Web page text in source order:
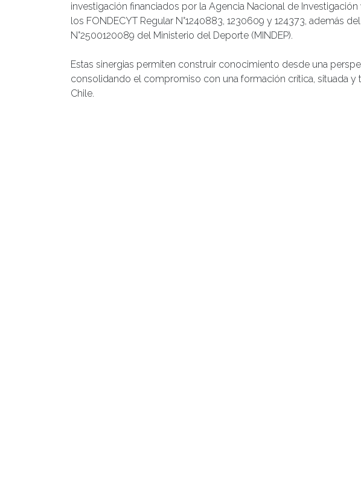
investigación financiados por la Agencia Nacional de
los FONDECYT Regular N°1240883, 1230609 y 124373, además
N°2500120089 del Ministerio del Deporte (MINDEP).
Estas sinergias permiten construir conocimiento desde una
consolidando el compromiso con una formación crítica, situada y
Chile.